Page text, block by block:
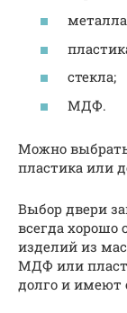
стекла;
МДФ.
Можно выбрать
пластика или
Выбор двери
всегда хорошо
изделий из
МДФ или
долго и имеют